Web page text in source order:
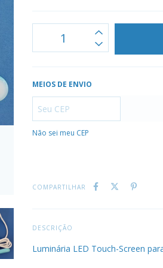
MEIOS DE ENVIO
Não sei meu CEP
COMPARTILHAR
DESCRIÇÃO
Luminária LED Touch-Screen